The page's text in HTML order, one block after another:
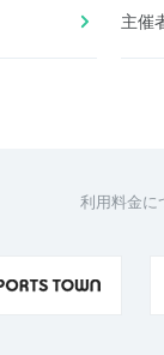
主催
利用料金に